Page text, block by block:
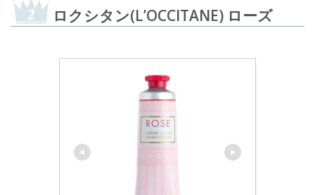
ロクシタン(L’OCCITANE) ローズ